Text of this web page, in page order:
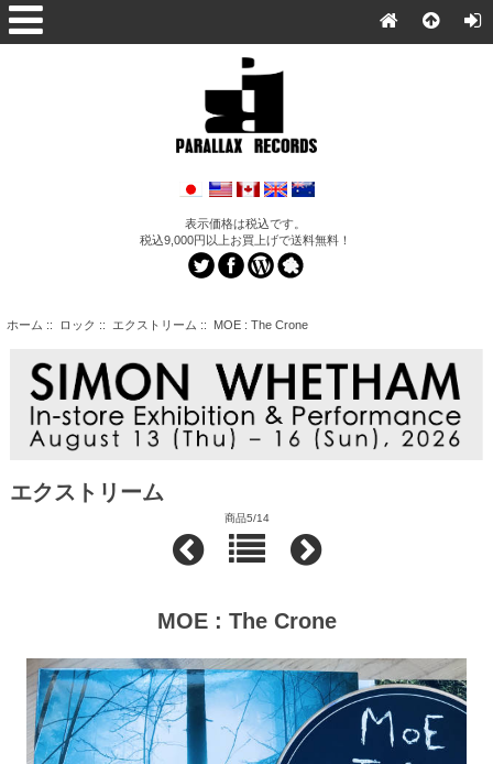
表示価格は税込です。
税込9,000円以上お買上げで送料無料！
ホーム :: ロック :: エクストリーム :: MOE : The Crone
エクストリーム
商品5/14
MOE : The Crone